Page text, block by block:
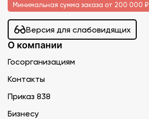
Минимальная сумма заказа от 200 000 ₽
Версия для слабовидящих
О компании
Госорганизациям
Контакты
Приказ 838
Бизнесу